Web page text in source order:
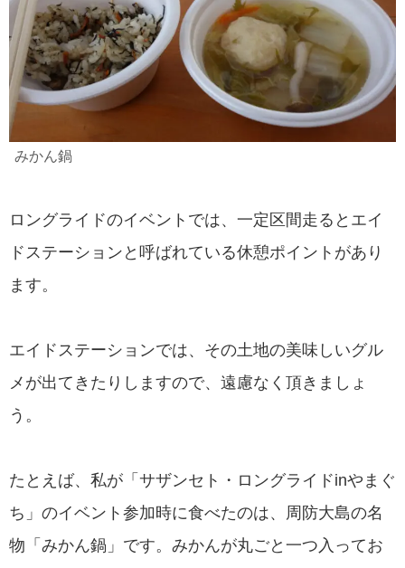
みかん鍋
ロングライドのイベントでは、一定区間走るとエイ
ドステーションと呼ばれている休憩ポイントがあり
ます。
エイドステーションでは、その土地の美味しいグル
メが出てきたりしますので、遠慮なく頂きましょ
う。
たとえば、私が「サザンセト・ロングライドinやまぐ
ち」のイベント参加時に食べたのは、周防大島の名
物「みかん鍋」です。みかんが丸ごと一つ入ってお